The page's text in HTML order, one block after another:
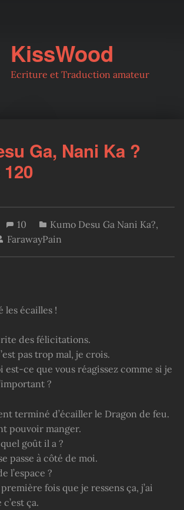
KissWood
Ecriture et Traduction amateur
Ga, Nani Ka ?
10 Kumo Desu Ga Nani Ka?,
FarawayPain
les écailles !
des félicitations.
pas trop mal, je crois.
est-ce que vous réagissez comme si je
?
terminé d’écailler le Dragon de feu.
pouvoir manger.
goût il a ?
passe à côté de moi.
l’espace ?
fois que je ressens ça, j’ai
ça.